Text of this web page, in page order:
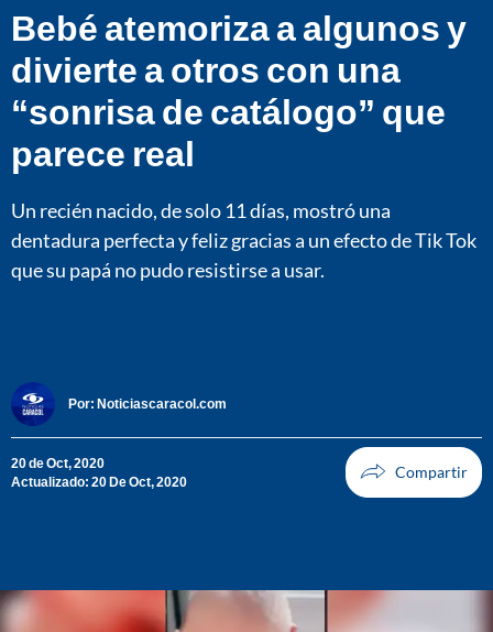
Bebé atemoriza a algunos y
divierte a otros con una
“sonrisa de catálogo” que
parece real
Un recién nacido, de solo 11 días, mostró una
dentadura perfecta y feliz gracias a un efecto de Tik Tok
que su papá no pudo resistirse a usar.
Por: Noticiascaracol.com
20 de Oct, 2020
Actualizado: 20 De Oct, 2020